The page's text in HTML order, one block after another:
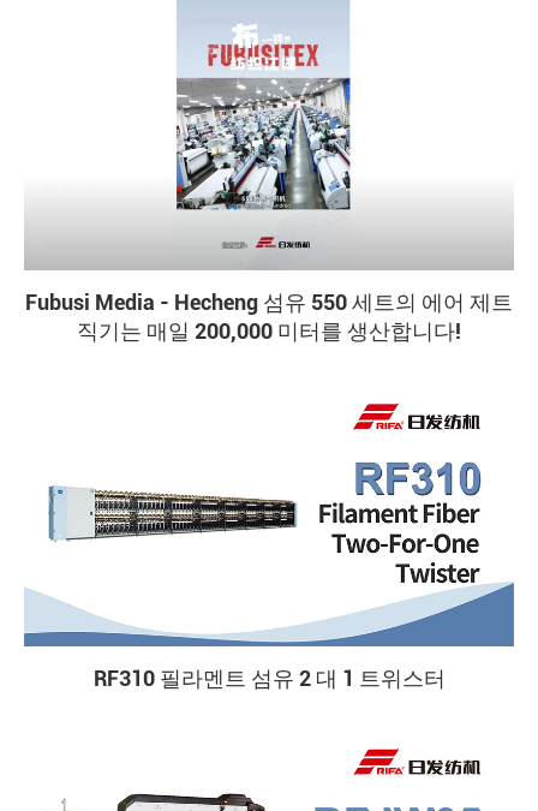
Fubusi Media - Hecheng 섬유 550 세트의 에어 제트
직기는 매일 200,000 미터를 생산합니다!
RF310 필라멘트 섬유 2 대 1 트위스터